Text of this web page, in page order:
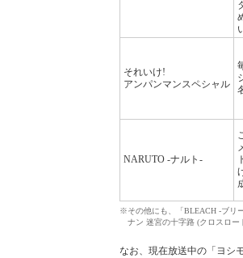
それいけ!
アンパンマンスペシャル
NARUTO -ナルト-
※その他にも、「BLEACH -ブリ
ナン 迷宮の十字路 (クロスロ
なお、現在放送中の「ヨシ